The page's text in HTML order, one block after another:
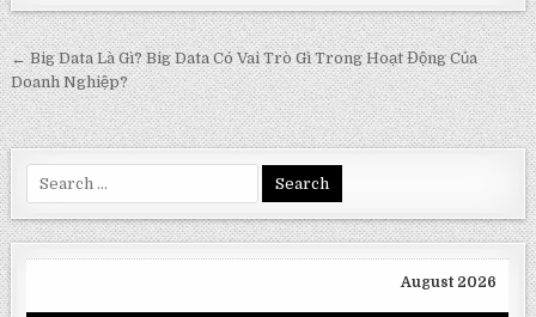
Post
navigation
← Big Data Là Gì? Big Data Có Vai Trò Gì Trong Hoạt Động Của
Doanh Nghiệp?
August 2026